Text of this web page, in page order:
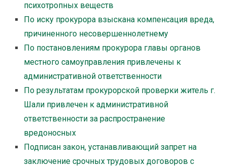
психотропных веществ
По иску прокурора взыскана компенсация вреда,
причиненного несовершеннолетнему
По постановлениям прокурора главы органов
местного самоуправления привлечены к
административной ответственности
По результатам прокурорской проверки житель г.
Шали привлечен к административной
ответственности за распространение
вредоносных
Подписан закон, устанавливающий запрет на
заключение срочных трудовых договоров с